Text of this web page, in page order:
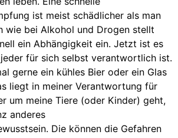
ist meist schädlicher als man
wie bei Alkohol und Drogen stellt
ein Abhängigkeit ein. Jetzt ist es
für sich selbst verantwortlich ist.
gerne ein kühles Bier oder ein Glas
liegt in meiner Verantwortung für
um meine Tiere (oder Kinder) geht,
anderes
Die können die Gefahren